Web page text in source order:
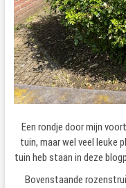
Een rondje door mijn
tuin, maar wel veel leuke
tuin heb staan in deze
Bovenstaande